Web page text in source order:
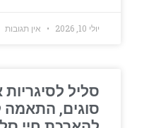
יולי 10, 2026 אין תגובות
סליל לסיגריות
סוגים, התאמה